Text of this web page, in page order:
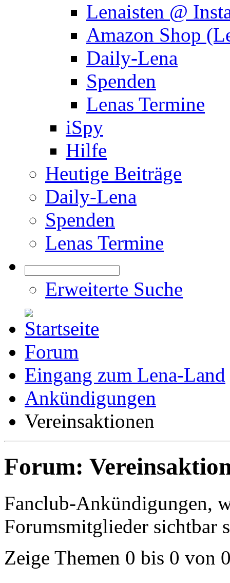
Lenaisten @
Amazon Shop
Daily-Lena
Spenden
Lenas Termine
iSpy
Hilfe
Heutige Beiträge
Daily-Lena
Spenden
Lenas Termine
Erweiterte Suche
Forum
Eingang zum Lena-Land
Ankündigungen
Vereinsaktionen
Forum:
Fanclub-Ankündigungen,
Forumsmitglieder sichtbar
Zeige Themen 0 bis 0 von